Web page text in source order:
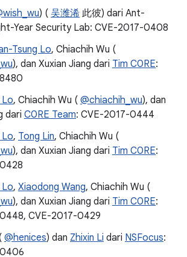
) ( 吴潍浠 此彼) dari Ant-
Year Security Lab: CVE-2017-0408
Tsung Lo, Chiachih Wu (
), dan Xuxian Jiang dari Tim C0RE:
Lo, Chiachih Wu ( @chiachih_wu), dan
dari C0RE Team: CVE-2017-0444
Lo, Tong Lin, Chiachih Wu (
), dan Xuxian Jiang dari Tim C0RE:
Lo, Xiaodong Wang, Chiachih Wu (
), dan Xuxian Jiang dari Tim C0RE:
CVE-2017-0429
@henices) dan Zhixin Li dari NSFocus: